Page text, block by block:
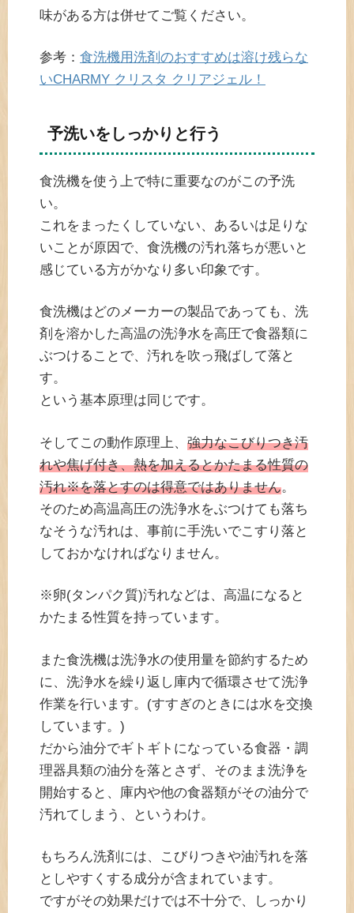
味がある方は併せてご覧ください。
参考： 食洗機用洗剤のおすすめは溶け残らな
いCHARMY クリスタ クリアジェル！
予洗いをしっかりと行う
食洗機を使う上で特に重要なのがこの予洗
い。
これをまったくしていない、あるいは足りな
いことが原因で、食洗機の汚れ落ちが悪いと
感じている方がかなり多い印象です。
食洗機はどのメーカーの製品であっても、洗
剤を溶かした高温の洗浄水を高圧で食器類に
ぶつけることで、汚れを吹っ飛ばして落と
す。
という基本原理は同じです。
そしてこの動作原理上、 強力なこびりつき汚
れや焦げ付き、熱を加えるとかたまる性質の
汚れ※を落とすのは得意ではありません。
そのため高温高圧の洗浄水をぶつけても落ち
なそうな汚れは、事前に手洗いでこすり落と
しておかなければなりません。
※卵(タンパク質)汚れなどは、高温になると
かたまる性質を持っています。
また食洗機は洗浄水の使用量を節約するため
に、洗浄水を繰り返し庫内で循環させて洗浄
作業を行います。(すすぎのときには水を交換
しています。)
だから油分でギトギトになっている食器・調
理器具類の油分を落とさず、そのまま洗浄を
開始すると、庫内や他の食器類がその油分で
汚れてしまう、というわけ。
もちろん洗剤には、こびりつきや油汚れを落
としやすくする成分が含まれています。
ですがその効果だけでは不十分で、しっかり